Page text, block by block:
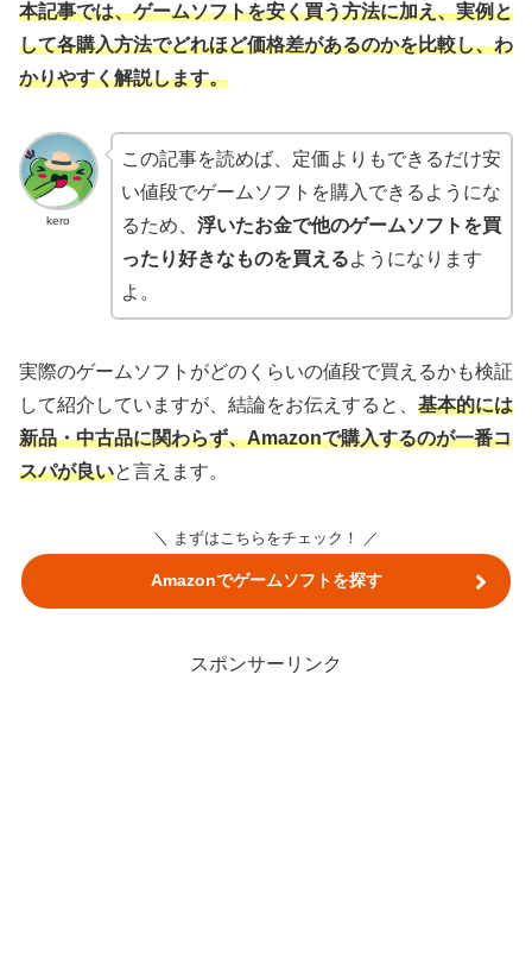
本記事では、ゲームソフトを安く買う方法に加え、実例と
して各購入方法でどれほど価格差があるのかを比較し、わ
かりやすく解説します。
kero
この記事を読めば、定価よりもできるだけ安
い値段でゲームソフトを購入できるようにな
るため、 浮いたお金で他のゲームソフトを買
ったり好きなものを買えるようになります
よ。
実際のゲームソフトがどのくらいの値段で買えるかも検証
して紹介していますが、結論をお伝えすると、 基本的には
新品・中古品に関わらず、Amazonで購入するのが一番コ
スパが良いと言えます。
＼ まずはこちらをチェック！ ／
Amazonでゲームソフトを探す
スポンサーリンク